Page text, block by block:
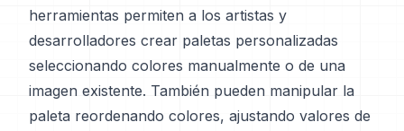
herramientas permiten a los artistas y
desarrolladores crear paletas personalizadas
seleccionando colores manualmente o de una
imagen existente. También pueden manipular la
paleta reordenando colores, ajustando valores de